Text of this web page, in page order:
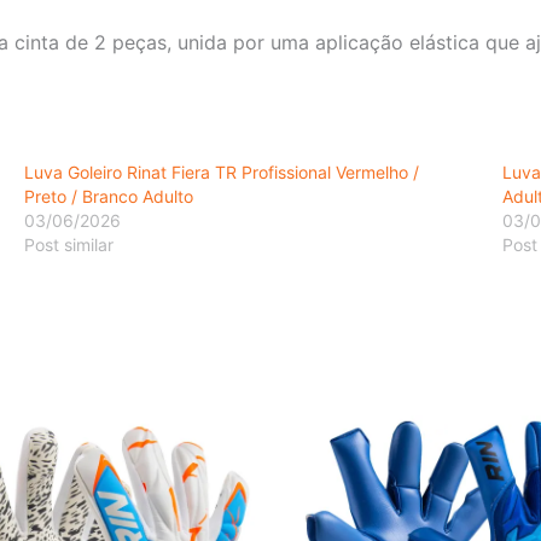
de 2 peças, unida por uma aplicação elástica que
Luva Goleiro Rinat Fiera TR Profissional Vermelho /
Preto / Branco Adulto
03/06/2026
Post similar
03/
preço
original
era:
R$375,00.
preço
atual
é:
R$318,75.
produto
tem
várias
preço
original
era:
R$634,00.